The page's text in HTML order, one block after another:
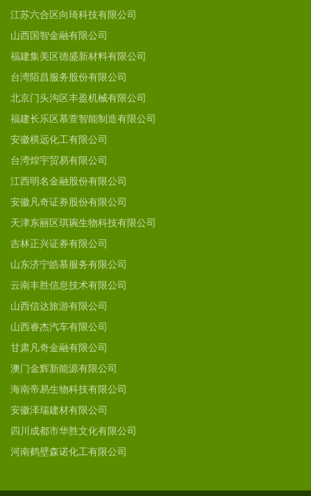
江苏六合区向琦科技有限公司
山西国智金融有限公司
福建集美区德盛新材料有限公司
台湾陌昌服务股份有限公司
北京门头沟区丰盈机械有限公司
福建长乐区慕萱智能制造有限公司
安徽棋远化工有限公司
台湾煌宇贸易有限公司
江西明名金融股份有限公司
安徽凡奇证券股份有限公司
天津东丽区琪琬生物科技有限公司
吉林正兴证券有限公司
山东济宁皓慕服务有限公司
云南丰胜信息技术有限公司
山西信达旅游有限公司
山西睿杰汽车有限公司
甘肃凡奇金融有限公司
澳门金辉新能源有限公司
海南帝易生物科技有限公司
安徽泽瑞建材有限公司
四川成都市华胜文化有限公司
河南鹤壁森诺化工有限公司